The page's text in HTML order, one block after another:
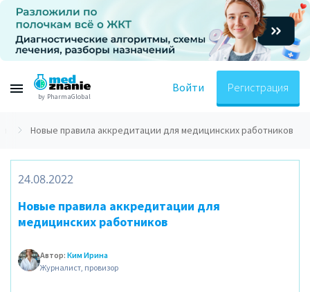
by PharmaGlobal
Войти Регистрация
Новые правила аккредитации для медицинских работников
24.08.2022
Новые правила аккредитации для
медицинских работников
Автор: Ким Ирина
Журналист, провизор